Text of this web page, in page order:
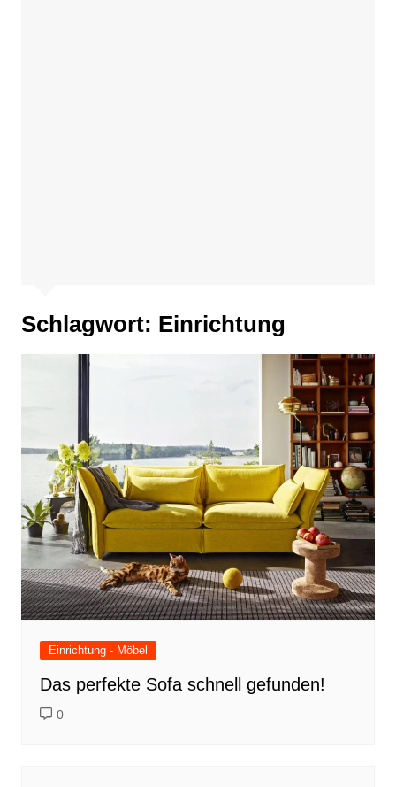
Schlagwort: Einrichtung
Einrichtung - Möbel
Das perfekte Sofa schnell gefunden!
0